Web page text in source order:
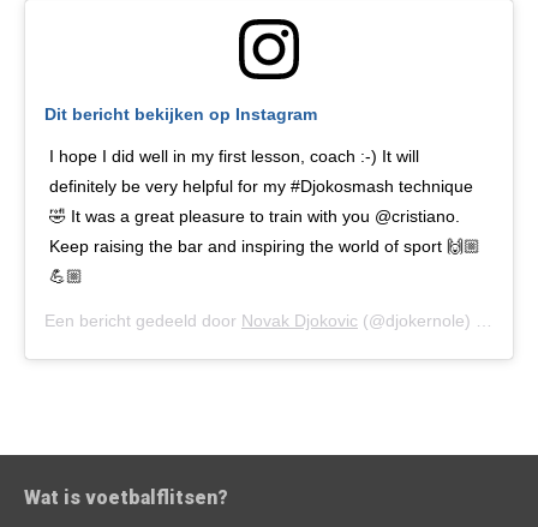
Dit bericht bekijken op Instagram
I hope I did well in my first lesson, coach :-) It will
definitely be very helpful for my #Djokosmash technique
🤣 It was a great pleasure to train with you @cristiano.
Keep raising the bar and inspiring the world of sport 🙌🏼
💪🏼
Een bericht gedeeld door Novak Djokovic (@djokernole) op
Wat is voetbalflitsen?